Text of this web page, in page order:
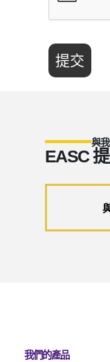
提交
與
EASC
我們的產品